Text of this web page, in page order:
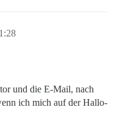
und die E-Mail, nach
ich mich auf der Hallo-